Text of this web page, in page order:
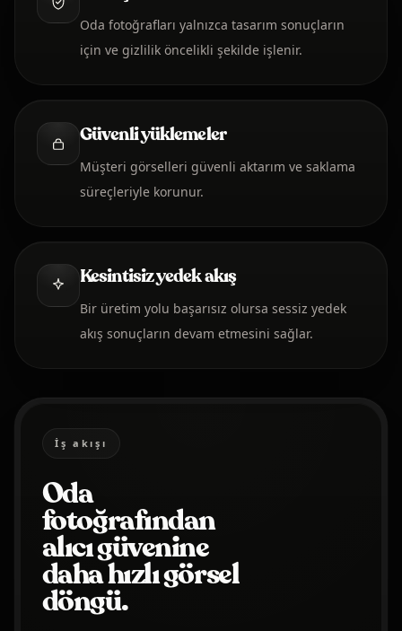
Oda fotoğrafları yalnızca tasarım sonuçların
için ve gizlilik öncelikli şekilde işlenir.
Güvenli yüklemeler
Müşteri görselleri güvenli aktarım ve saklama
süreçleriyle korunur.
Kesintisiz yedek akış
Bir üretim yolu başarısız olursa sessiz yedek
akış sonuçların devam etmesini sağlar.
İş akışı
Oda
fotoğrafından
alıcı güvenine
daha hızlı görsel
döngü.